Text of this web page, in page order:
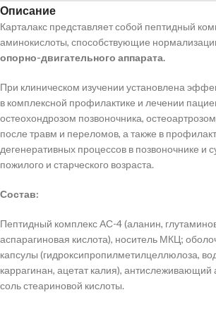
Описание
Карталакс представляет собой пептидный
аминокислоты, способствующие
опорно-двигательного аппарата.
При клиническом изучении установлена
в комплексной профилактике и лечении
остеохондрозом позвоночника,
после травм и переломов, а также в
дегенеративных процессов в позвоночнике и
пожилого и старческого возраста.
Состав:
Пептидный комплекс АС-4 (аланин,
аспарагиновая кислота), носитель МКЦ;
капсулы (гидроксипропилметилцеллюлоза,
каррагинан, ацетат калия), антислеживающий
соль стеариновой кислоты.